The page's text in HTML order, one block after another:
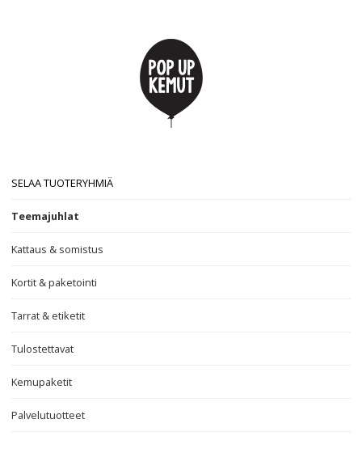
SELAA TUOTERYHMIÄ
Teemajuhlat
Kattaus & somistus
Kortit & paketointi
Tarrat & etiketit
Tulostettavat
Kemupaketit
Palvelutuotteet